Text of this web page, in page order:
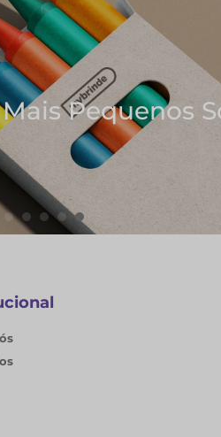
Ideias
Notas